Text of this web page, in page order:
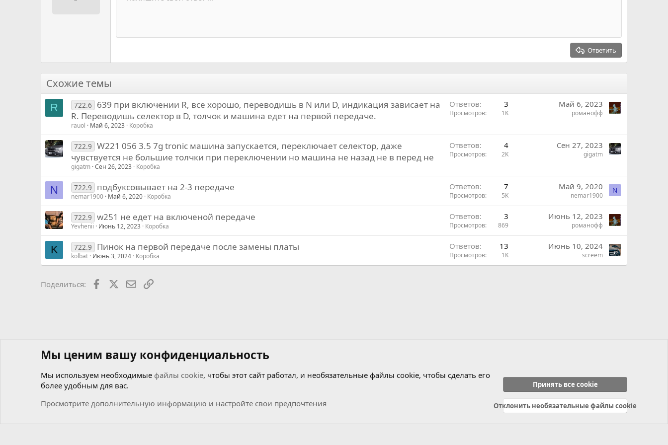
18
Заголовок 3
Times New Roman
Verdana
Ответить
Схожие темы
R 722.6
639 при включении R, все хорошо, переводишь в N или D, индикация зависает на
R. Переводишь селектор в D, толчок и машина едет на первой передаче.
rauol Май 6, 2023 Коробка
Ответов 3
Просмотров 1K
Май 6, 2023
романофф
722.9 W221 056 3.5 7g tronic машина запускается, переключает селектор, даже
чувствуется не большие толчки при переключении но машина не назад не в перед не
gigatm Сен 26, 2023 Коробка
Ответов 4
Просмотров 2K
Сен 27, 2023
gigatm
N 722.9 подбуксовывает на 2-3 передаче
nemar1900 Май 6, 2020 Коробка
Ответов 7
Просмотров 5K
Май 9, 2020
nemar1900
N
722.9 w251 не едет на включеной передаче
Yevhenii Июнь 12, 2023 Коробка
Ответов 3
Просмотров 869
Июнь 12, 2023
романофф
K 722.9 Пинок на первой передаче после замены платы
kolbat Июнь 3, 2024 Коробка
Ответов 13
Просмотров 1K
Июнь 10, 2024
screem
Поделиться: Facebook ПочтаСсылкой
Форумы Мастерская самоделкиных
Политика конфиденциальности Справка Главная
R
Мы ценим вашу конфиденциальность
Мы используем необходимые файлы cookie, чтобы этот сайт работал, и необязательные файлы cookie, чтобы сделать его
более удобным для вас.
Просмотрите дополнительную информацию и настройте свои предпочтения
Принять все cookie
Отклонить необязательные файлы cookie